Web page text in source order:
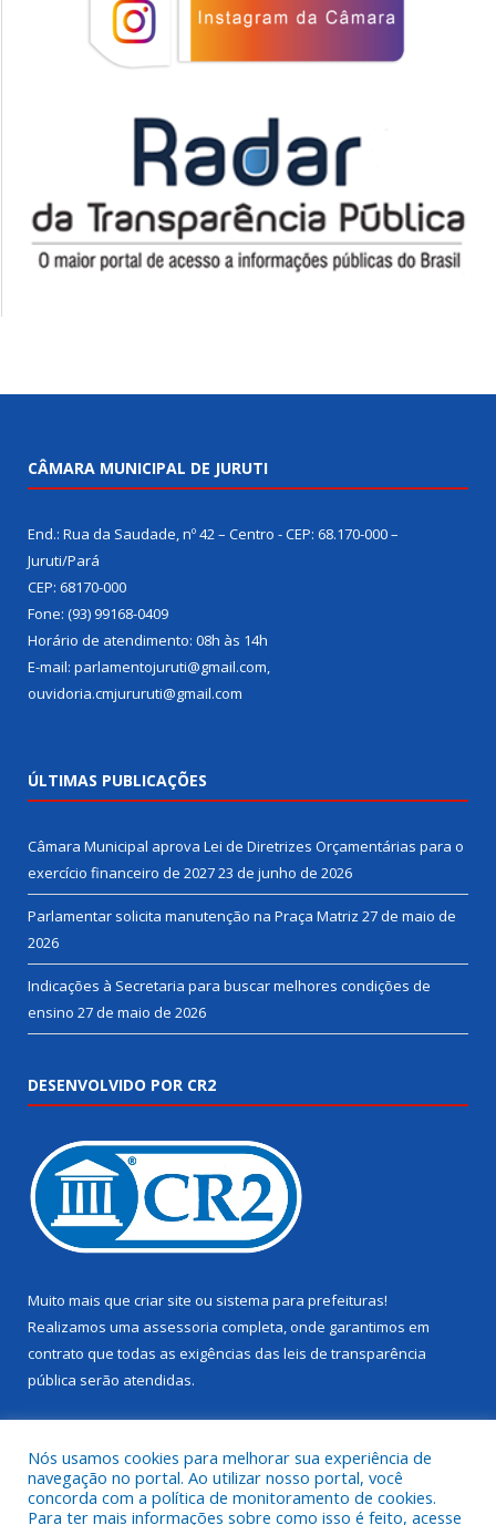
CÂMARA MUNICIPAL DE JURUTI
End.: Rua da Saudade, nº 42 – Centro - CEP: 68.170-000 –
Juruti/Pará
CEP: 68170-000
Fone: (93) 99168-0409
Horário de atendimento: 08h às 14h
E-mail: parlamentojuruti@gmail.com,
ouvidoria.cmjururuti@gmail.com
ÚLTIMAS PUBLICAÇÕES
Câmara Municipal aprova Lei de Diretrizes Orçamentárias para o
exercício financeiro de 202723 de junho de 2026
Parlamentar solicita manutenção na Praça Matriz 27 de maio de
2026
Indicações à Secretaria para buscar melhores condições de
ensino 27 de maio de 2026
DESENVOLVIDO POR CR2
Muito mais que criar site ou sistema para prefeituras!
Realizamos uma assessoria completa, onde garantimos em
contrato que todas as exigências das leis de transparência
pública serão atendidas.
Nós usamos cookies para melhorar sua experiência de
navegação no portal. Ao utilizar nosso portal, você
concorda com a política de monitoramento de cookies.
Para ter mais informações sobre como isso é feito, acesse